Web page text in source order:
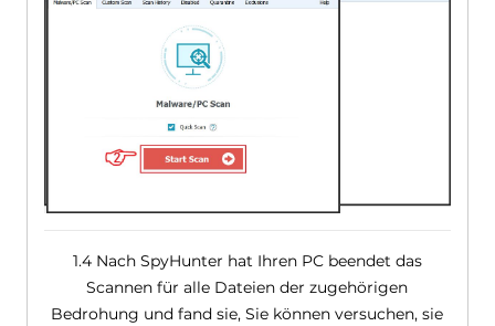
1.4 Nach SpyHunter hat Ihren PC beendet das
Scannen für alle Dateien der zugehörigen
Bedrohung und fand sie, Sie können versuchen, sie